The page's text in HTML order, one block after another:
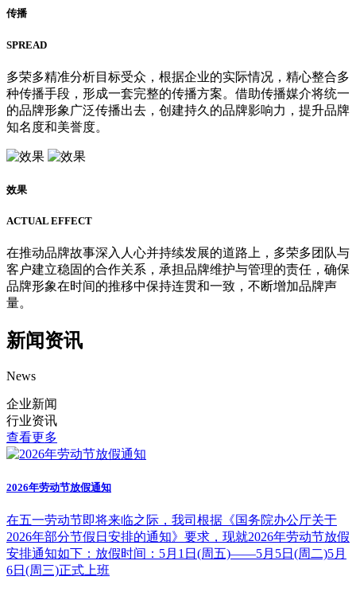
传播
SPREAD
多荣多精准分析目标受众，根据企业的实际情况，精心整合多
种传播手段，形成一套完整的传播方案。借助传播媒介将统一
的品牌形象广泛传播出去，创建持久的品牌影响力，提升品牌
知名度和美誉度。
效果
ACTUAL EFFECT
在推动品牌故事深入人心并持续发展的道路上，多荣多团队与
客户建立稳固的合作关系，承担品牌维护与管理的责任，确保
品牌形象在时间的推移中保持连贯和一致，不断增加品牌声
量。
新闻资讯
News
企业新闻
行业资讯
查看更多
2026年劳动节放假通知
在五一劳动节即将来临之际，我司根据《国务院办公厅关于
2026年部分节假日安排的通知》要求，现就2026年劳动节放假
安排通知如下：放假时间：5月1日(周五)——5月5日(周二)5月
6日(周三)正式上班